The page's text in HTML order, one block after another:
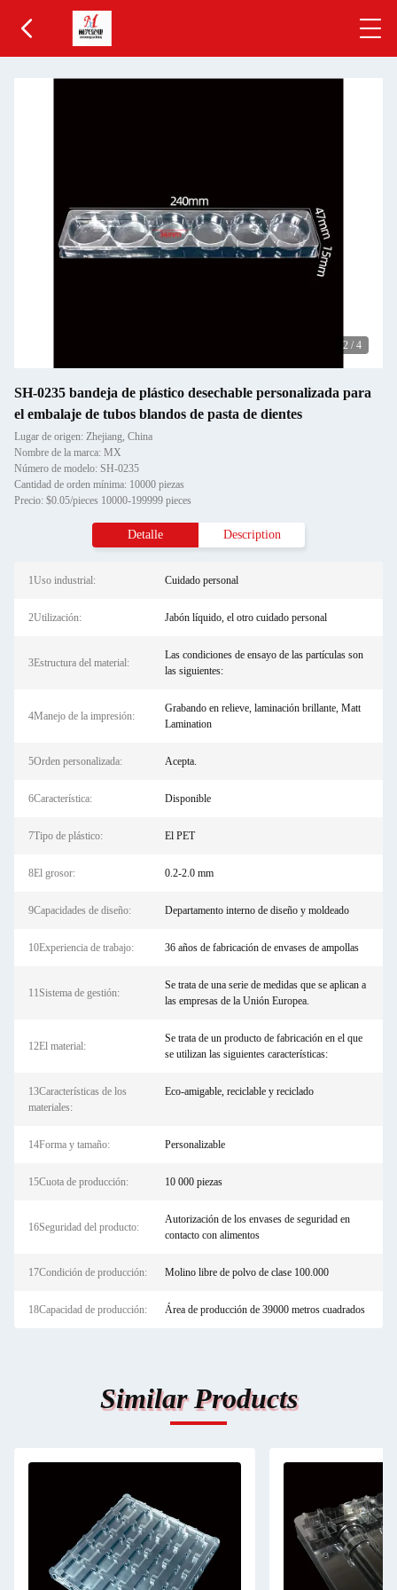
2 / 4
SH-0235 bandeja de plástico desechable personalizada para
el embalaje de tubos blandos de pasta de dientes
Lugar de origen: Zhejiang, China
Nombre de la marca: MX
Número de modelo: SH-0235
Cantidad de orden mínima: 10000 piezas
Precio: $0.05/pieces 10000-199999 pieces
Detalle Description
1Uso industrial: Cuidado personal
2Utilización: Jabón líquido, el otro cuidado personal
3Estructura del material:
Las condiciones de ensayo de las partículas son
las siguientes:
4Manejo de la impresión:
Grabando en relieve, laminación brillante, Matt
Lamination
5Orden personalizada: Acepta.
6Característica: Disponible
7Tipo de plástico: El PET
8El grosor: 0.2-2.0 mm
9Capacidades de diseño: Departamento interno de diseño y moldeado
10Experiencia de trabajo: 36 años de fabricación de envases de ampollas
11Sistema de gestión:
Se trata de una serie de medidas que se aplican a
las empresas de la Unión Europea.
12El material:
Se trata de un producto de fabricación en el que
se utilizan las siguientes características:
13Características de los
materiales:
Eco-amigable, reciclable y reciclado
14Forma y tamaño: Personalizable
15Cuota de producción: 10 000 piezas
16Seguridad del producto:
Autorización de los envases de seguridad en
contacto con alimentos
17Condición de producción: Molino libre de polvo de clase 100.000
18Capacidad de producción: Área de producción de 39000 metros cuadrados
Similar Products